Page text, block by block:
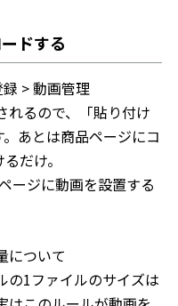
ドする
> 動画管理
れるので、「貼り付け
あとは商品ページにコ
だけ。
ージに動画を設置する
について
の1ファイルのサイズは